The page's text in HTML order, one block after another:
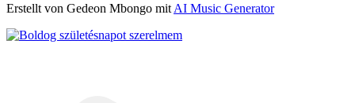
Erstellt von Gedeon Mbongo mit AI Music Generator